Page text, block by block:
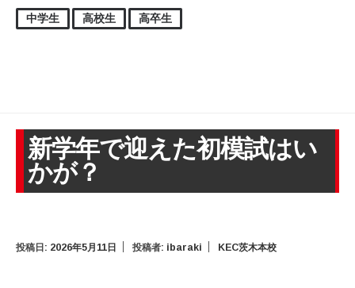
中学生 高校生 高卒生
新学年で迎えた初模試はい
かが？
投稿日: 2026年5月11日 投稿者: ibaraki KEC茨木本校